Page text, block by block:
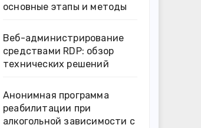
основные этапы и методы
Веб-администрирование
средствами RDP: обзор
технических решений
Анонимная программа
реабилитации при
алкогольной зависимости с